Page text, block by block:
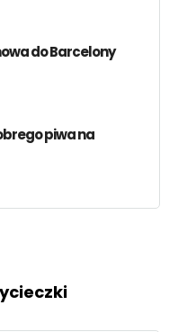
do Barcelony
piwa na